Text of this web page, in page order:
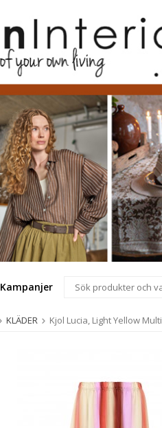
Kampanjer
KLÄDER Kjol Lucia, Light Yellow Multi